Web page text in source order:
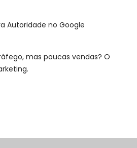
Autoridade no Google
mas poucas vendas? O